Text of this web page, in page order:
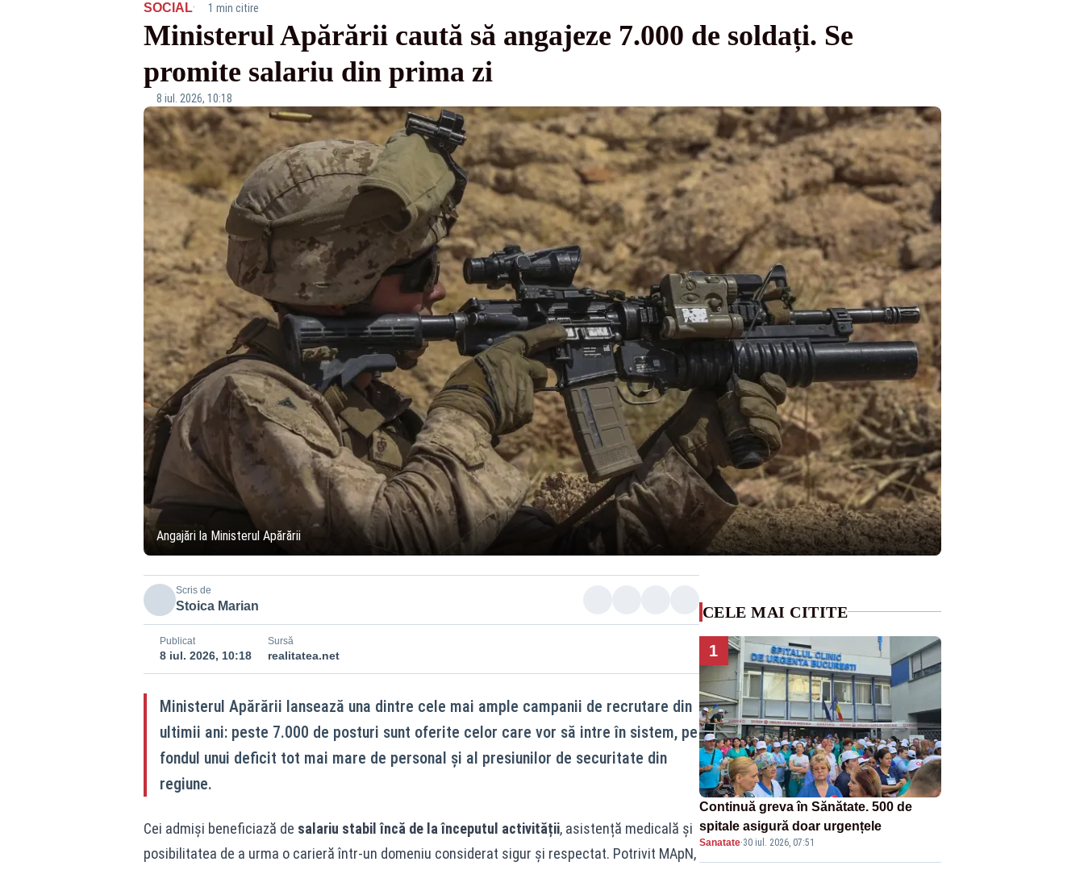
SOCIAL· 1 min citire
Ministerul Apărării caută să angajeze 7.000 de soldați. Se
promite salariu din prima zi
8 iul. 2026, 10:18
Angajări la Ministerul Apărării
Scris de
Stoica Marian
Publicat
8 iul. 2026, 10:18
Sursă
realitatea.net
Ministerul Apărării lansează una dintre cele mai ample campanii de recrutare din
ultimii ani: peste 7.000 de posturi sunt oferite celor care vor să intre în sistem, pe
fondul unui deficit tot mai mare de personal și al presiunilor de securitate din
regiune.
Cei admiși beneficiază de salariu stabil încă de la începutul activității, asistență medicală și
posibilitatea de a urma o carieră într-un domeniu considerat sigur și respectat. Potrivit MApN,
CELE MAI CITITE
1
Continuă greva în Sănătate. 500 de
spitale asigură doar urgențele
Sanatate·30 iul. 2026, 07:51